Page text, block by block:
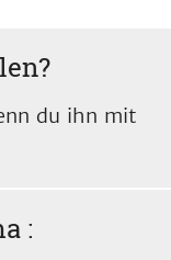
du ihn mit
: